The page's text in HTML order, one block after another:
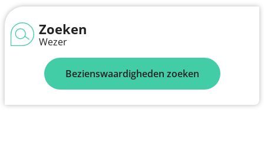
Zoeken
Wezer
Bezienswaardigheden zoeken